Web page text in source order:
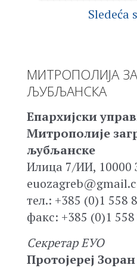
Sledeća
МИТРОПОЛИЈА
ЉУБЉАНСКА
Епархијски
Митрополије
љубљанске
Илица 7/ИИ, 10000
тел.: +385 (0)1 558
факс: +385 (0)1
Секретар ЕУО
Протојереј